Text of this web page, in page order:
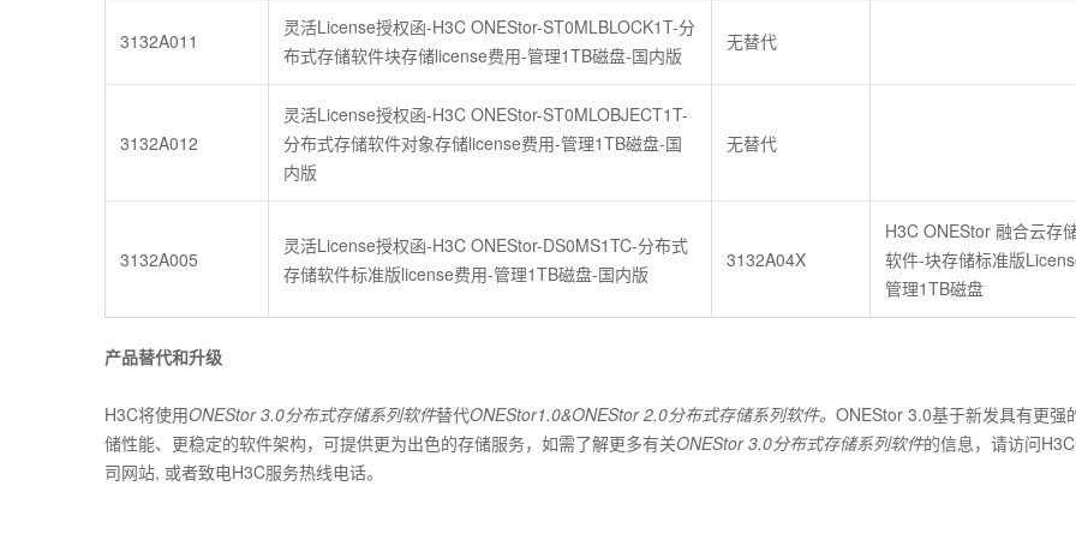
3132A011
灵活License授权函-H3C ONEStor-ST0MLBLOCK1T-分
布式存储软件块存储license费用-管理1TB磁盘-国内版
无替代
3132A012
灵活License授权函-H3C ONEStor-ST0MLOBJECT1T-
分布式存储软件对象存储license费用-管理1TB磁盘-国
内版
无替代
3132A005
灵活License授权函-H3C ONEStor-DS0MS1TC-分布式
存储软件标准版license费用-管理1TB磁盘-国内版
3132A04X
H3C ONEStor 融合云存
软件-块存储标准版
管理1TB磁盘
产品替代和升级
H3C将使用ONEStor 3.0分布式存储系列软件替代ONEStor1.0&ONEStor 2.0分布式存储系列软件。 ONEStor 3.0基于新发具有更强
储性能、更稳定的软件架构，可提供更为出色的存储服务，如需了解更多有关ONEStor 3.0分布式存储系列软件的信息，请访问
司网站, 或者致电H3C服务热线电话。